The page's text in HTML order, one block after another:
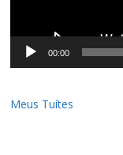
00:00
Meus Tuítes